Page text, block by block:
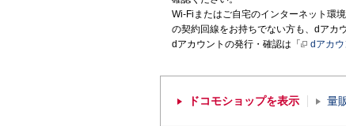
Wi-Fiまたはご自宅のインターネット環
の契約回線をお持ちでない方も、dアカ
dアカウントの発行・確認は「
dアカ
ドコモショップを表示 量